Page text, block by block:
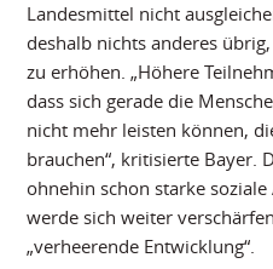
Landesmittel nicht
deshalb nichts anderes
zu erhöhen. „Höhere
dass sich gerade die
nicht mehr leisten können,
brauchen“, kritisierte Bayer.
ohnehin schon starke
werde sich weiter
„verheerende Entwicklung“.